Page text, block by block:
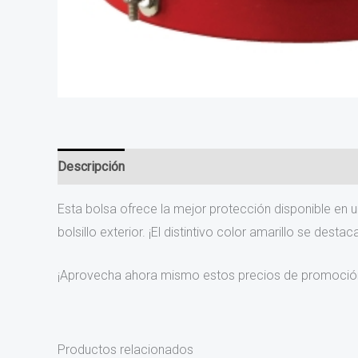
Descripción
Esta bolsa ofrece la mejor protección disponible en
bolsillo exterior. ¡El distintivo color amarillo se
¡Aprovecha ahora mismo estos precios de
Productos relacionados